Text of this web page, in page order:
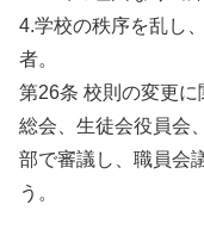
4.学校の秩序を乱し
者。
第26条 校則の変更
総会、生徒会役員会
部で審議し、職員会
う。